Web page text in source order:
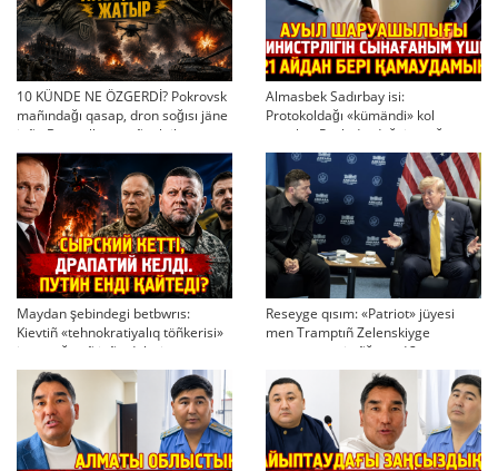
10 KÜNDE NE ÖZGERDİ? Pokrovsk
mañındağı qasap, dron soğısı jäne
jaña Bas qolbasşınıñ taktikası
Almasbek Sadırbay isi:
Protokoldağı «kümändi» kol
qoyular, Pavlodardağı joq şığın
jäne toqtatılğan bettesuler
Maydan şebindegi betbwrıs:
Kievtiñ «tehnokratiyalıq töñkerisi»
jäne soğıstıñ jaña doktrinası
Reseyge qısım: «Patriot» jüyesi
men Tramptıñ Zelenskiyge
maqtauı neni añğartadı?